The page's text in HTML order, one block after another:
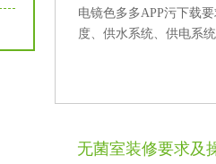
电镜色多多APP污下载要求要
度、供水系统、供电
无菌室装修要求及